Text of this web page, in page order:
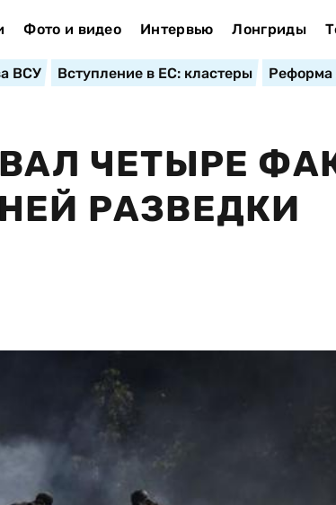
Фото и видео Интервью Лонгриды
ВСУ Вступление в ЕС: кластеры Реформа
ЧЕТЫРЕ
РАЗВЕДКИ